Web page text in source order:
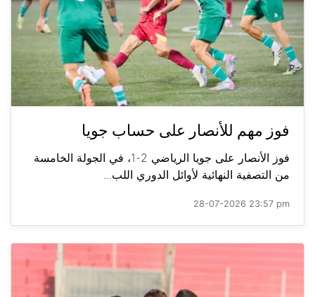
فوز مهم للأنصار على حساب جويا
فوز الأنصار على جويا الرياضي 2-1، في الجولة الخامسة
من التصفية النهائية لأوائل الدوري اللب...
28-07-2026 23:57 pm